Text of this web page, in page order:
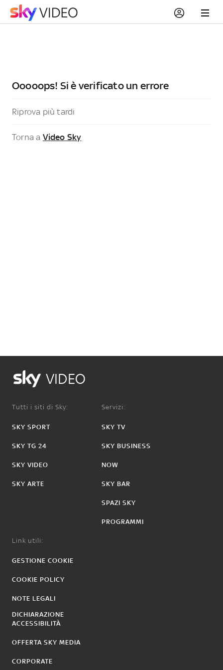
Ooooops! Si è verificato un errore
Riprova più tardi
Torna a Video Sky
VIDEO
Tutti i siti di Sky:
SKY SPORT
SKY TG 24
SKY VIDEO
SKY ARTE
Servizi:
SKY TV
SKY BUSINESS
NOW
SKY BAR
SPAZI SKY
PROGRAMMI
Link utili:
GESTIONE COOKIE
COOKIE POLICY
NOTE LEGALI
DICHIARAZIONE
ACCESSIBILITÀ
OFFERTA SKY MEDIA
CORPORATE